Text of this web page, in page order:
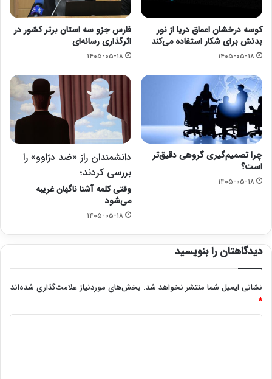
کوسه درخشان اعماق دریا از نور
بدنش برای شکار استفاده می‌کند
۱۴۰۵-۰۵-۱۸
فارس جزو سه استان برتر کشور در
اثرگذاری رسانه‌ای
۱۴۰۵-۰۵-۱۸
چرا تصمیم‌گیری گروهی دقیق‌تر
است؟
۱۴۰۵-۰۵-۱۸
دانشمندان راز «ضد دژاوو» را
بررسی کردند؛
وقتی کلمه آشنا ناگهان غریبه
می‌شود
۱۴۰۵-۰۵-۱۸
دیدگاهتان را بنویسید
نشانی ایمیل شما منتشر نخواهد شد. بخش‌های موردنیاز علامت‌گذاری شده‌اند
*